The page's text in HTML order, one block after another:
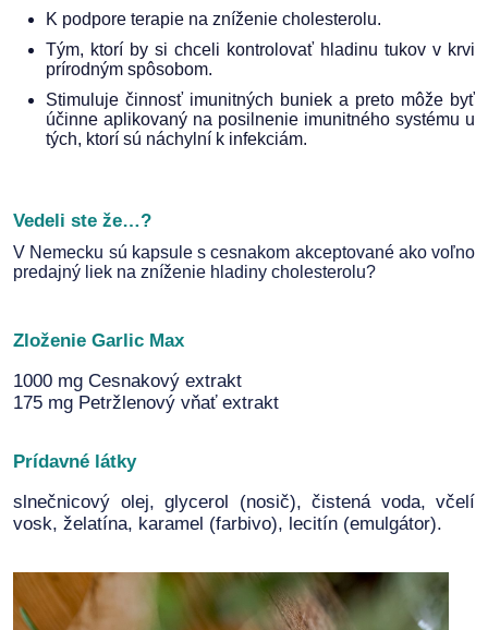
K podpore terapie na zníženie cholesterolu.
Tým, ktorí by si chceli kontrolovať hladinu tukov v krvi
prírodným spôsobom.
Stimuluje činnosť imunitných buniek a preto môže byť
účinne aplikovaný na posilnenie imunitného systému u
tých, ktorí sú náchylní k infekciám.
Vedeli ste že…?
V Nemecku sú kapsule s cesnakom akceptované ako voľno
predajný liek na zníženie hladiny cholesterolu?
Zloženie Garlic Max
1000 mg Cesnakový extrakt
175 mg Petržlenový vňať extrakt
Prídavné látky
slnečnicový olej, glycerol (nosič), čistená voda, včelí
vosk, želatína, karamel (farbivo), lecitín (emulgátor).